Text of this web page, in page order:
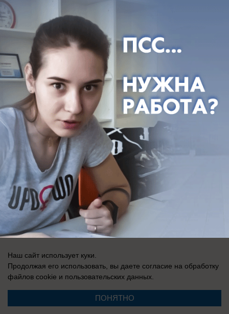
Реклама на сайте
Контакты
Информация
Запись о регистрации СМИ: Эл № ФС 77-73438, выдано Федеральной
службой по надзору в сфере связи, информационных технологий и
массовых коммуникаций (Роскомнадзор) 17 августа 2018 г.
Наш сайт использует куки.
Продолжая его использовать, вы даете согласие на обработку
файлов cookie и пользовательских данных.
ПОНЯТНО